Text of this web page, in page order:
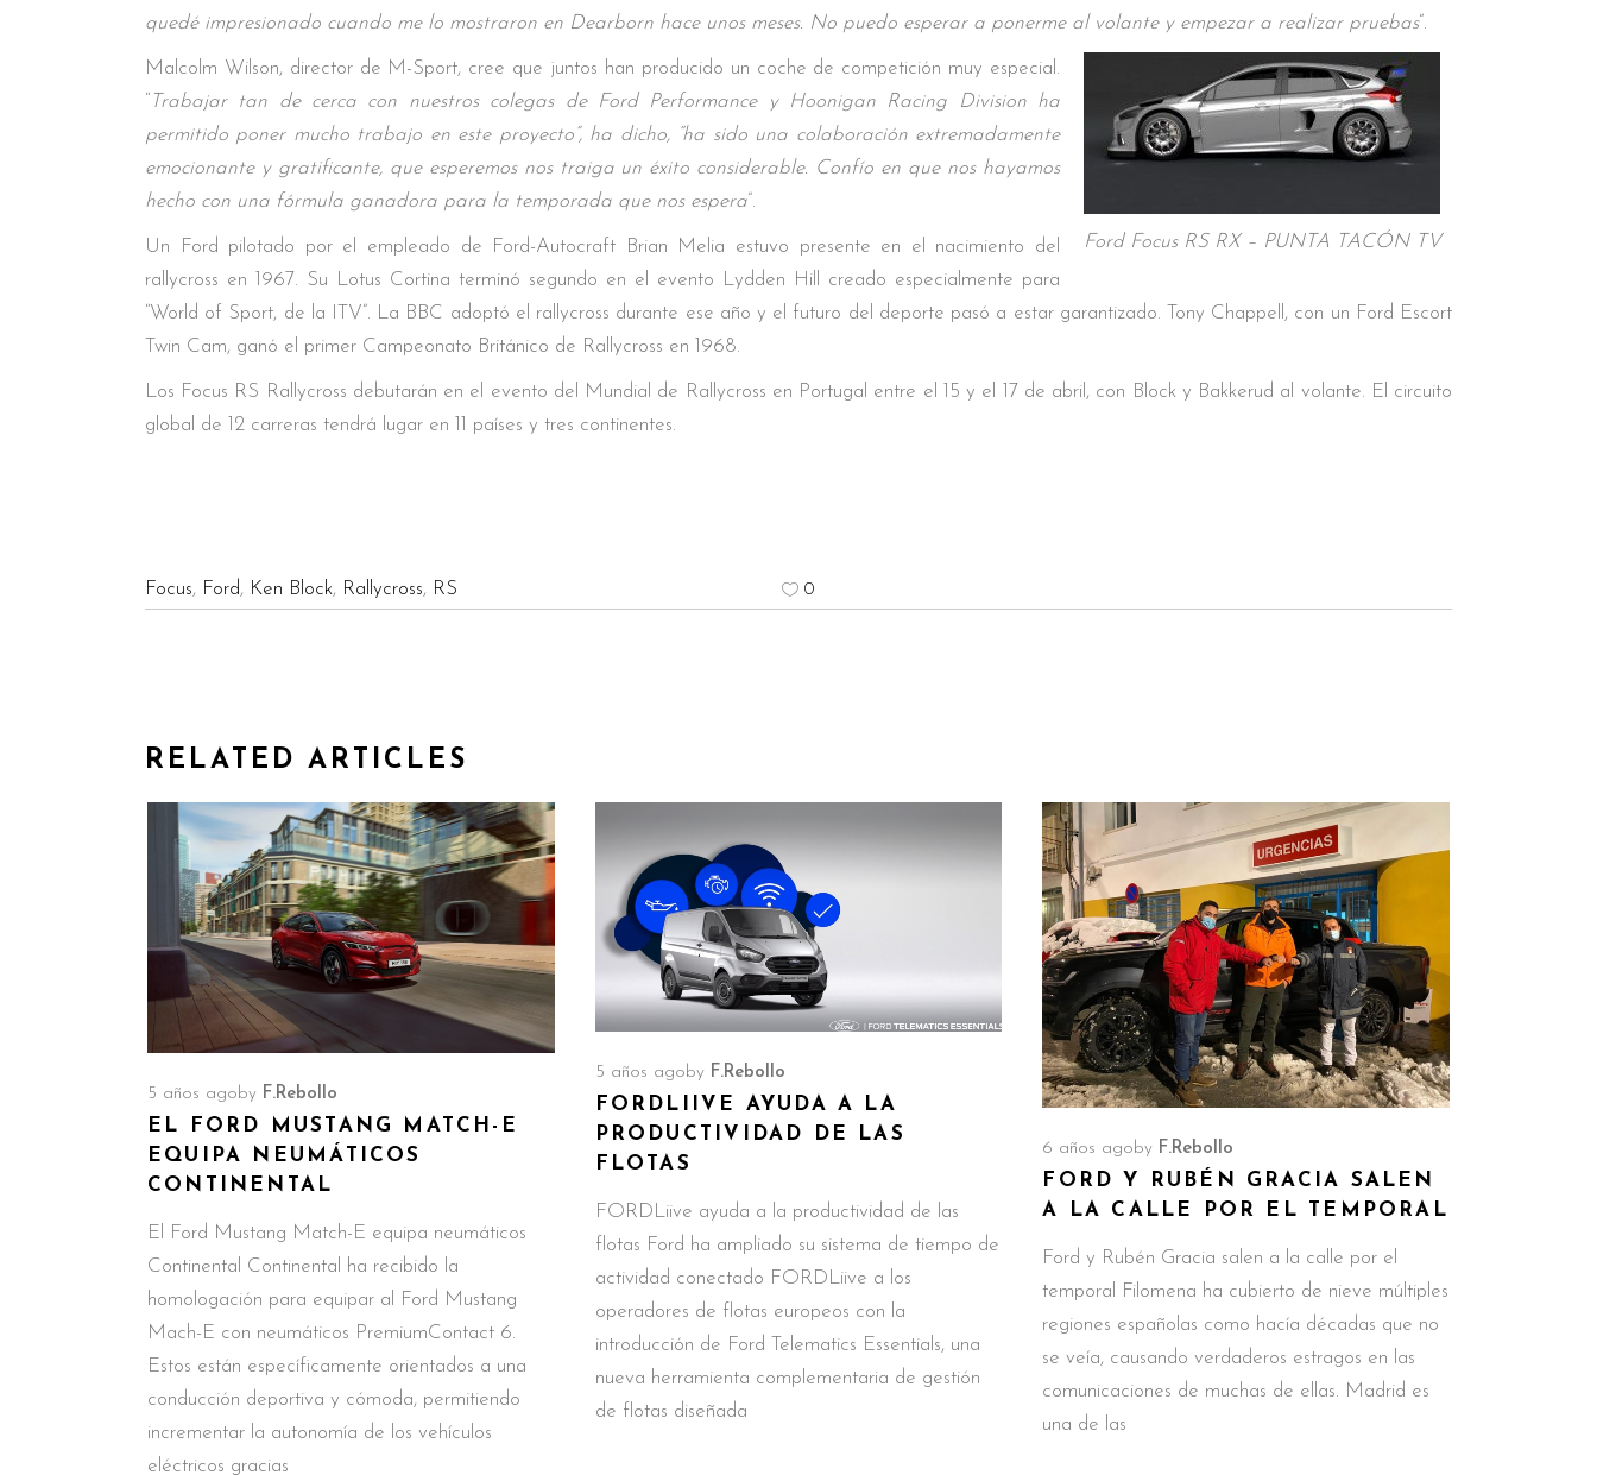
quedé impresionado cuando me lo mostraron en Dearborn hace unos meses. No puedo esperar a ponerme al volante y empezar a realizar pruebas”.
Ford Focus RS RX – PUNTA TACÓN TV
Malcolm Wilson, director de M-Sport, cree que juntos han producido un coche de competición muy especial.
“ Trabajar tan de cerca con nuestros colegas de Ford Performance y Hoonigan Racing Division ha
permitido poner mucho trabajo en este proyecto”, ha dicho, “ha sido una colaboración extremadamente
emocionante y gratificante, que esperemos nos traiga un éxito considerable. Confío en que nos hayamos
hecho con una fórmula ganadora para la temporada que nos espera”.
Un Ford pilotado por el empleado de Ford-Autocraft Brian Melia estuvo presente en el nacimiento del
rallycross en 1967. Su Lotus Cortina terminó segundo en el evento Lydden Hill creado especialmente para
“World of Sport, de la ITV”. La BBC adoptó el rallycross durante ese año y el futuro del deporte pasó a estar garantizado. Tony Chappell, con un Ford Escort
Twin Cam, ganó el primer Campeonato Británico de Rallycross en 1968.
Los Focus RS Rallycross debutarán en el evento del Mundial de Rallycross en Portugal entre el 15 y el 17 de abril, con Block y Bakkerud al volante. El circuito
global de 12 carreras tendrá lugar en 11 países y tres continentes.
Focus, Ford, Ken Block, Rallycross, RS 0
RELATED ARTICLES
5 años agoby F.Rebollo
EL FORD MUSTANG MATCH-E
EQUIPA NEUMÁTICOS
CONTINENTAL
El Ford Mustang Match-E equipa neumáticos
Continental Continental ha recibido la
homologación para equipar al Ford Mustang
Mach-E con neumáticos PremiumContact 6.
Estos están específicamente orientados a una
conducción deportiva y cómoda, permitiendo
incrementar la autonomía de los vehículos
eléctricos gracias
5 años ago by F.Rebollo
FORDLIIVE AYUDA A LA
PRODUCTIVIDAD DE LAS
FLOTAS
FORDLiive ayuda a la productividad de las
flotas Ford ha ampliado su sistema de tiempo de
actividad conectado FORDLiive a los
operadores de flotas europeos con la
introducción de Ford Telematics Essentials, una
nueva herramienta complementaria de gestión
de flotas diseñada
6 años ago by F.Rebollo
FORD Y RUBÉN GRACIA SALEN
A LA CALLE POR EL TEMPORAL
Ford y Rubén Gracia salen a la calle por el
temporal Filomena ha cubierto de nieve múltiples
regiones españolas como hacía décadas que no
se veía, causando verdaderos estragos en las
comunicaciones de muchas de ellas. Madrid es
una de las